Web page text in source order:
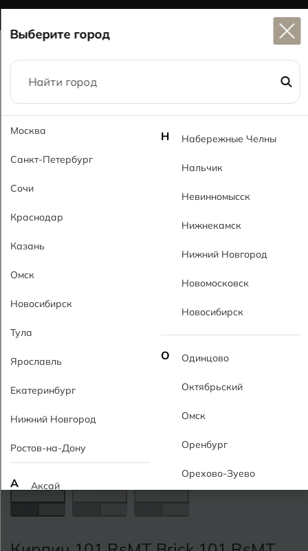
Главная Каталог 30x90 Кирпич 101 RsMT Brick 101 RsMT
Выберите город
Москва
Санкт-Петербург
Сочи
Краснодар
Казань
Омск
Новосибирск
Тула
Ярославль
Екатеринбург
Нижний Новгород
Ростов-на-Дону
А Аксай
Алушта
Альметьевск
Н Набережные Челны
Нальчик
Невинномысск
Нижнекамск
Нижний Новгород
Новомосковск
Новосибирск
О Одинцово
Октябрьский
Омск
Оренбург
Орехово-Зуево
П Пермь
Подольск